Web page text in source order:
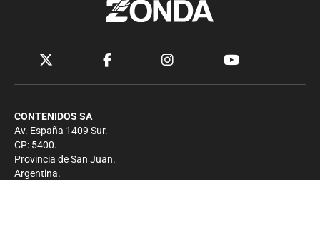
CONTENIDOS SA
Av. España 1409 Sur.
CP: 5400.
Provincia de San Juan.
Argentina.